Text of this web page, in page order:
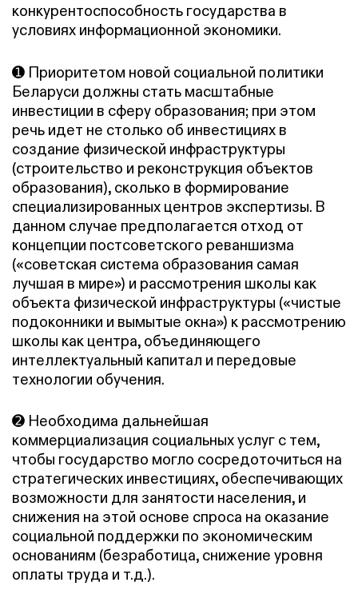
конкурентоспособность государства в
условиях информационной экономики.
➊ Приоритетом новой социальной политики
Беларуси должны стать масштабные
инвестиции в сферу образования; при этом
речь идет не столько об инвестициях в
создание физической инфраструктуры
(строительство и реконструкция объектов
образования), сколько в формирование
специализированных центров экспертизы. В
данном случае предполагается отход от
концепции постсоветского реваншизма
(«советская система образования самая
лучшая в мире») и рассмотрения школы как
объекта физической инфраструктуры («чистые
подоконники и вымытые окна») к рассмотрению
школы как центра, объединяющего
интеллектуальный капитал и передовые
технологии обучения.
➋ Необходима дальнейшая
коммерциализация социальных услуг с тем,
чтобы государство могло сосредоточиться на
стратегических инвестициях, обеспечивающих
возможности для занятости населения, и
снижения на этой основе спроса на оказание
социальной поддержки по экономическим
основаниям (безработица, снижение уровня
оплаты труда и т.д.).